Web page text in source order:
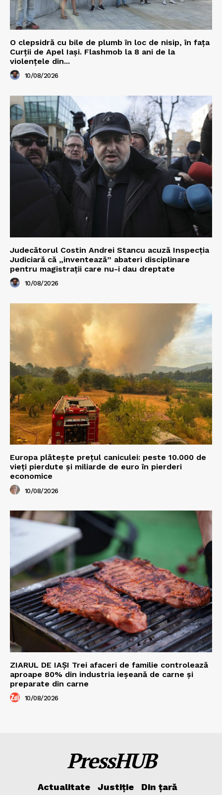
O clepsidră cu bile de plumb în loc de nisip, în fața
Curții de Apel Iași. Flashmob la 8 ani de la
violențele din...
10/08/2026
Judecătorul Costin Andrei Stancu acuză Inspecția
Judiciară că „inventează” abateri disciplinare
pentru magistrații care nu-i dau dreptate
10/08/2026
Europa plătește prețul caniculei: peste 10.000 de
vieți pierdute și miliarde de euro în pierderi
economice
10/08/2026
ZIARUL DE IAȘI Trei afaceri de familie controlează
aproape 80% din industria ieșeană de carne și
preparate din carne
10/08/2026
PressHUB
Actualitate Justiție
Din țară